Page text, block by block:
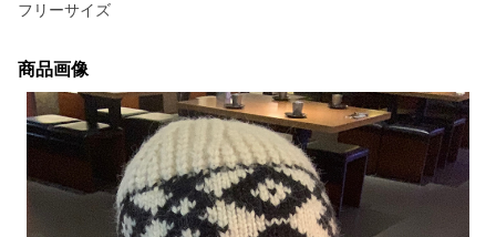
フリーサイズ
商品画像